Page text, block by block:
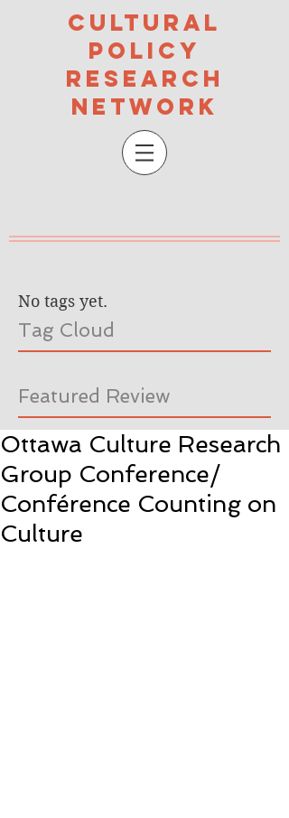
Cultural
Policy
Research
Network
No tags yet.
Tag Cloud
Featured Review
Ottawa Culture Research
Group Conference/
Conférence Counting on
Culture